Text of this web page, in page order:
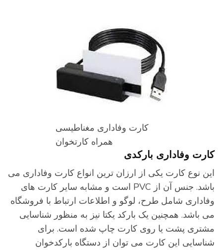
کارت وفاداری مغناطیسی
همراه کارتخوان
وفاداری بارکدی
نوع کارت یکی از ارزان ترین انواع کارت وفاداری می
باشد. جنس آن از PVC است و مشابه سایر کارت های
شامل طرح، لوگو و اطلاعات ارتباط با فروشگاه
باشد. همچنین یک بارکد یکتا نیز به منظور شناسایی
پشت یا روی کارت چاپ شده است. برای
این کارت می توان از دستگاه بارکدخوان